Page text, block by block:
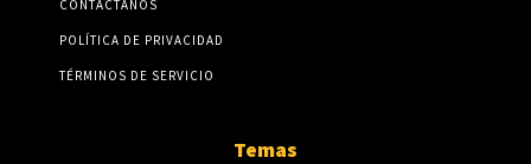
CONTÁCTANOS
POLÍTICA DE PRIVACIDAD
TÉRMINOS DE SERVICIO
Temas